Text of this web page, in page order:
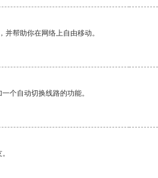
帮助你在网络上自由移动。
个自动切换线路的功能。